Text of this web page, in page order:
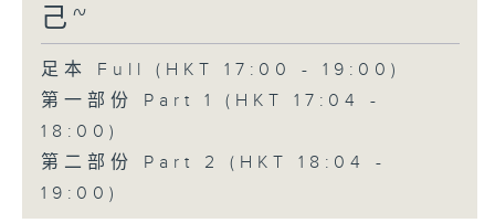
己~
足本 Full (HKT 17:00 - 19:00)
第一部份 Part 1 (HKT 17:04 -
18:00)
第二部份 Part 2 (HKT 18:04 -
19:00)